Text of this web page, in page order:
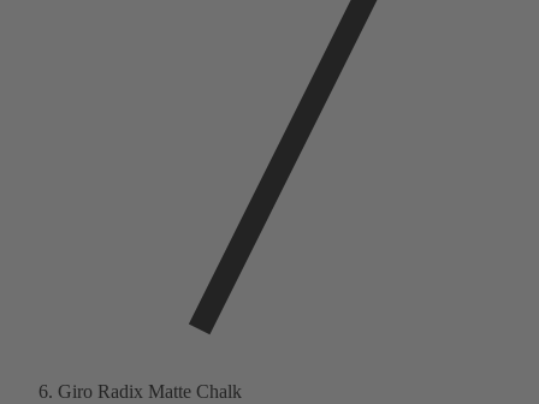
Giro Radix Matte Chalk